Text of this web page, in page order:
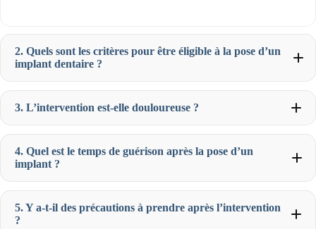
2. Quels sont les critères pour être éligible à la pose d’un
implant dentaire ?
3. L’intervention est-elle douloureuse ?
4. Quel est le temps de guérison après la pose d’un
implant ?
5. Y a-t-il des précautions à prendre après l’intervention
?